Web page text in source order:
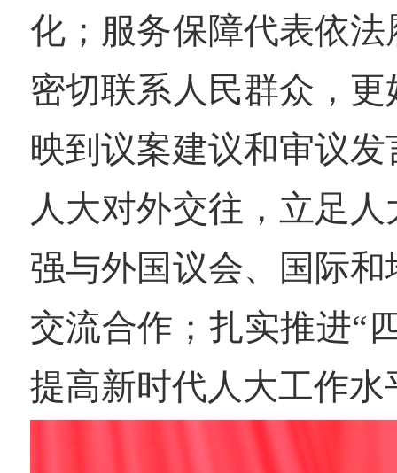
化；服务保障代表依
密切联系人民群众，
映到议案建议和审议
人大对外交往，立足
强与外国议会、国际
交流合作；扎实推进“
提高新时代人大工作水